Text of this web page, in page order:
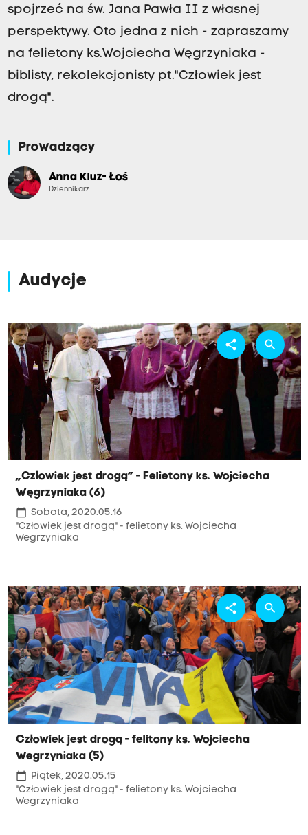
spojrzeć na św. Jana Pawła II z własnej
perspektywy. Oto jedna z nich - zapraszamy
na felietony ks.Wojciecha Węgrzyniaka -
biblisty, rekolekcjonisty pt."Człowiek jest
drogą".
Prowadzący
Anna Kluz- Łoś
Dziennikarz
Audycje
„Człowiek jest drogą” - Felietony ks. Wojciecha
Węgrzyniaka (6)
calendar_today Sobota, 2020.05.16
"Człowiek jest drogą" - felietony ks. Wojciecha
Wegrzyniaka
share search
Człowiek jest drogą - felitony ks. Wojciecha
Wegrzyniaka (5)
calendar_today Piątek, 2020.05.15
"Człowiek jest drogą" - felietony ks. Wojciecha
Wegrzyniaka
share search